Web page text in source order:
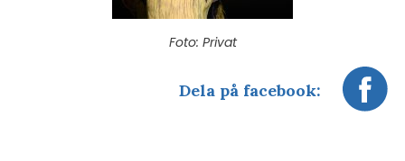
Foto: Privat
Dela på facebook: